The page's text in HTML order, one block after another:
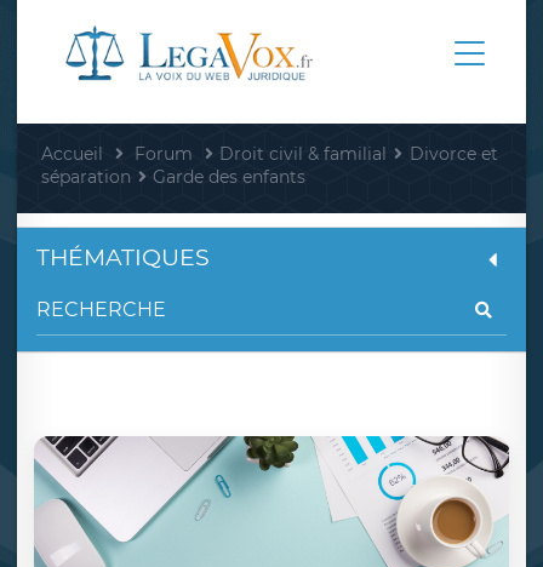
Accueil Forum Droit civil & familial
Divorce et
séparation
Garde des enfants
THÉMATIQUES